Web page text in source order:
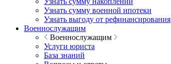
Узнать сумму военной ипотеки
Узнать выгоду от рефинансирования
Военнослужащим
Военнослужащим
Услуги юриста
База знаний